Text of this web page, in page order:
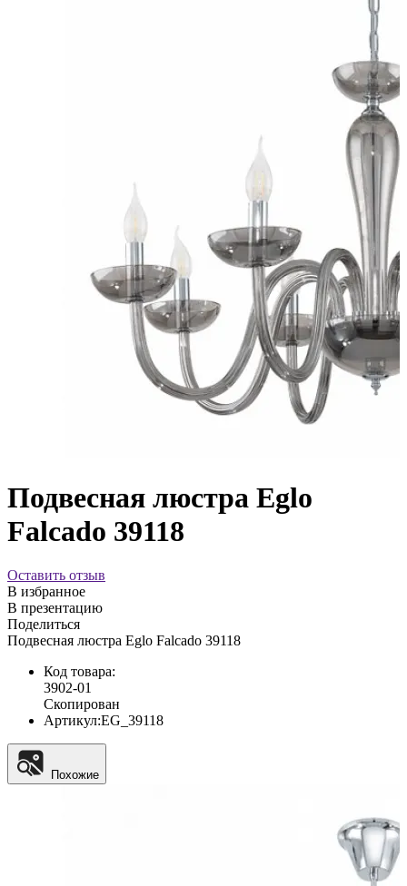
Подвесная люстра Eglo
Falcado 39118
Оставить отзыв
В избранное
В презентацию
Поделиться
Подвесная люстра Eglo Falcado 39118
Код товара:
3902-01
Скопирован
Артикул:EG_39118
Похожие